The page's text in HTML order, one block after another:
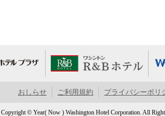
おしらせ ご利用規約 プライバシーポリ
Copyright © Year( Now ) Washington Hotel Corporation. All